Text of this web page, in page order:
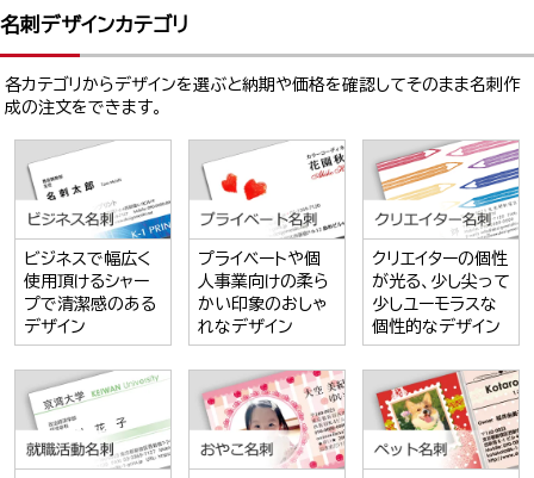
名刺デザインカテゴリ
各カテゴリからデザインを選ぶと納期や価格を確認してそのまま名刺作
成の注文をできます。
ビジネスで幅広く
使用頂けるシャー
プで清潔感のある
デザイン
プライベートや個
人事業向けの柔ら
かい印象のおしゃ
れなデザイン
クリエイターの個性
が光る、少し尖って
少しユーモラスな
個性的なデザイン